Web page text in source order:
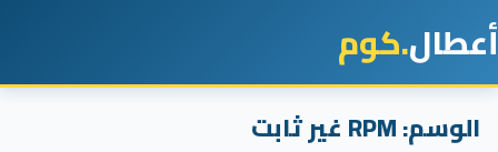
أعطال.كوم
الوسم:RPM غير ثابت